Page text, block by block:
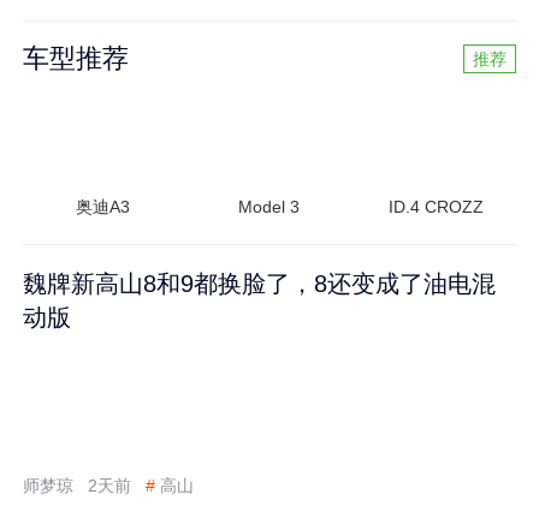
车型推荐 推荐
奥迪A3 Model 3 ID.4 CROZZ
魏牌新高山8和9都换脸了，8还变成了油电混
动版
师梦琼 2天前 # 高山